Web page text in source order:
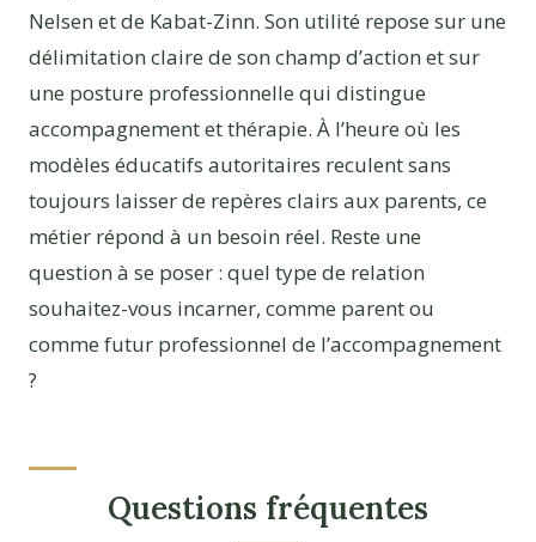
Nelsen et de Kabat-Zinn. Son utilité repose sur une
délimitation claire de son champ d’action et sur
une posture professionnelle qui distingue
accompagnement et thérapie. À l’heure où les
modèles éducatifs autoritaires reculent sans
toujours laisser de repères clairs aux parents, ce
métier répond à un besoin réel. Reste une
question à se poser : quel type de relation
souhaitez-vous incarner, comme parent ou
comme futur professionnel de l’accompagnement
?
Questions fréquentes